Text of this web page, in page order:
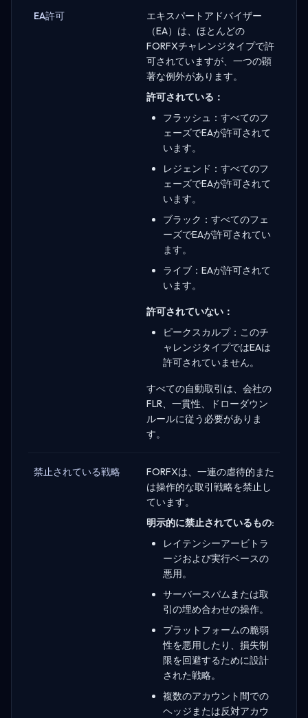
EA許可
エキスパートアドバイザー
（EA）は、ほとんどの
FORFXチャレンジタイプで許
可されていますが、一つの顕
著な例外があります。
許可されている：
フラッシュ：すべてのフ
ェーズでEAが許可されて
います。
レジェンド：すべてのフ
ェーズでEAが許可されて
います。
ブラック：すべてのフェ
ーズでEAが許可されてい
ます。
ライブ：EAが許可されて
います。
許可されていない：
ピークスカルプ：このチ
ャレンジタイプではEAは
許可されていません。
すべての自動取引は、会社の
FLR、一貫性、ドローダウン
ルールに従う必要がありま
す。
禁止されている戦略
FORFXは、一連の虐待的また
は操作的な取引戦略を禁止し
ています。
明示的に禁止されているもの:
レイテンシーアービトラ
ージおよび実行ベースの
悪用。
サーバースパムまたは取
引の埋め合わせの操作。
プラットフォームの脆弱
性を悪用したり、損失制
限を回避するために設計
された戦略。
複数のアカウント間での
ヘッジまたは反対アカウ